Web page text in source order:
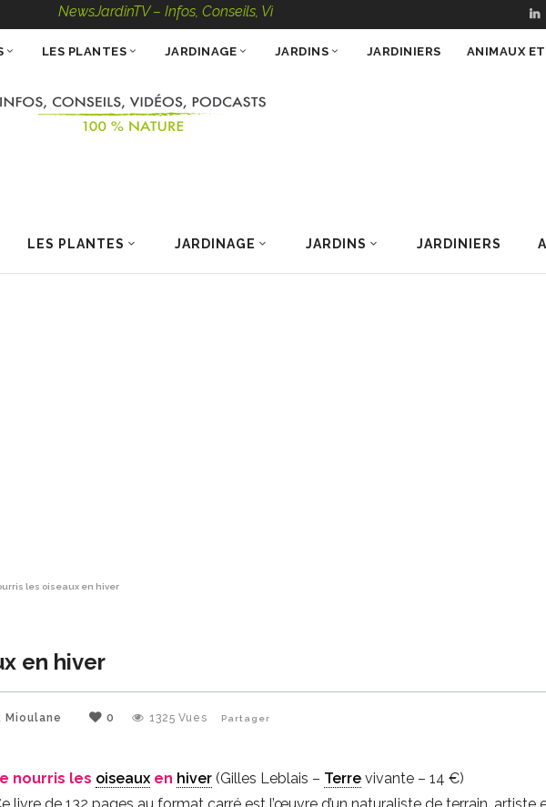
NewsJardinTV – Infos, Conseils, Vidéos, Podcasts – 100 % Nature
LES PLANTES JARDINAGE JARDINS JARDINIERS
LES PLANTES JARDINAGE JARDINS JARDINIERS ANIMAUX
les oiseaux en hiver
en hiver
Mioulane 0 1325 Vues Partager
nourris les oiseaux en hiver (Gilles Leblais – Terre vivante – 14 €)